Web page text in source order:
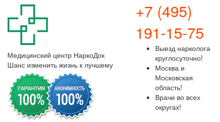
Медицинский центр НаркоДок
Шанс изменить жизнь к лучшему
+7 (495)
191-15-75
Выезд нарколога
круглосуточно!
Москва и
Московская
область!
Врачи во всех
округах!